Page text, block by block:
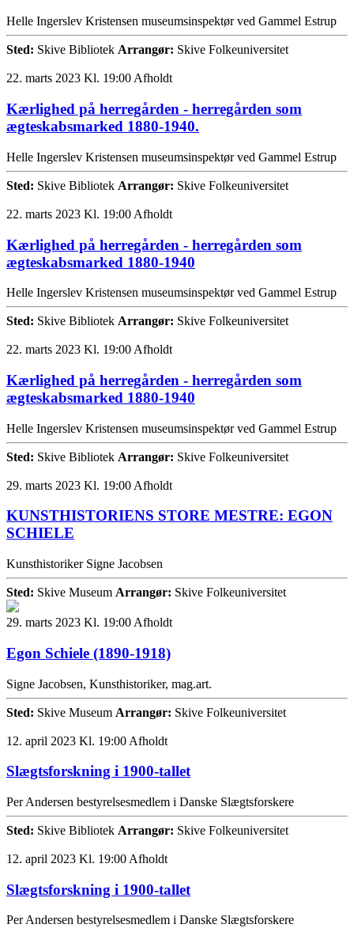
Helle Ingerslev Kristensen museumsinspektør ved Gammel Estrup
Sted: Skive Bibliotek Arrangør: Skive Folkeuniversitet
22. marts 2023 Kl. 19:00Afholdt
Kærlighed på herregården - herregården som
ægteskabsmarked 1880-1940.
Helle Ingerslev Kristensen museumsinspektør ved Gammel Estrup
Sted: Skive Bibliotek Arrangør: Skive Folkeuniversitet
22. marts 2023 Kl. 19:00 Afholdt
Kærlighed på herregården - herregården som
ægteskabsmarked 1880-1940
Helle Ingerslev Kristensen museumsinspektør ved Gammel Estrup
Sted: Skive Bibliotek Arrangør: Skive Folkeuniversitet
22. marts 2023 Kl. 19:00 Afholdt
Kærlighed på herregården - herregården som
ægteskabsmarked 1880-1940
Helle Ingerslev Kristensen museumsinspektør ved Gammel Estrup
Sted: Skive Bibliotek Arrangør: Skive Folkeuniversitet
29. marts 2023 Kl. 19:00 Afholdt
KUNSTHISTORIENS STORE MESTRE: EGON
SCHIELE
Kunsthistoriker Signe Jacobsen
Sted: Skive Museum Arrangør: Skive Folkeuniversitet
29. marts 2023 Kl. 19:00 Afholdt
Egon Schiele (1890-1918)
Signe Jacobsen, Kunsthistoriker, mag.art.
Sted: Skive Museum Arrangør: Skive Folkeuniversitet
12. april 2023 Kl. 19:00 Afholdt
Slægtsforskning i 1900-tallet
Per Andersen bestyrelsesmedlem i Danske Slægtsforskere
Sted: Skive Bibliotek Arrangør: Skive Folkeuniversitet
12. april 2023 Kl. 19:00 Afholdt
Slægtsforskning i 1900-tallet
Per Andersen bestyrelsesmedlem i Danske Slægtsforskere